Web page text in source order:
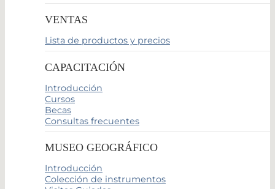
VENTAS
Lista de productos y precios
CAPACITACIÓN
Introducción
Cursos
Becas
Consultas frecuentes
MUSEO GEOGRÁFICO
Introducción
Colección de instrumentos